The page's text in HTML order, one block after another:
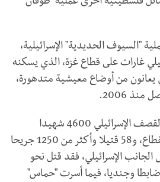
"السيوف الحديدية" الإسرائيلية،
غارات على قطاع غزة، الذي يسكنه
من أوضاع معيشية متدهورة،
2006.
وتجاوزت حصيلة ضحايا القصف الإسرائيلي 4600 شهيدا
ونحو 14 ألف جريح في القطاع، و58 قتيلا وأكثر من 1250 جريحا
الجانب الإسرائيلي، فقد قتل نحو
1300 شخص بينهم 291 ضابطا وجنديا، فيما أسرت "حماس"